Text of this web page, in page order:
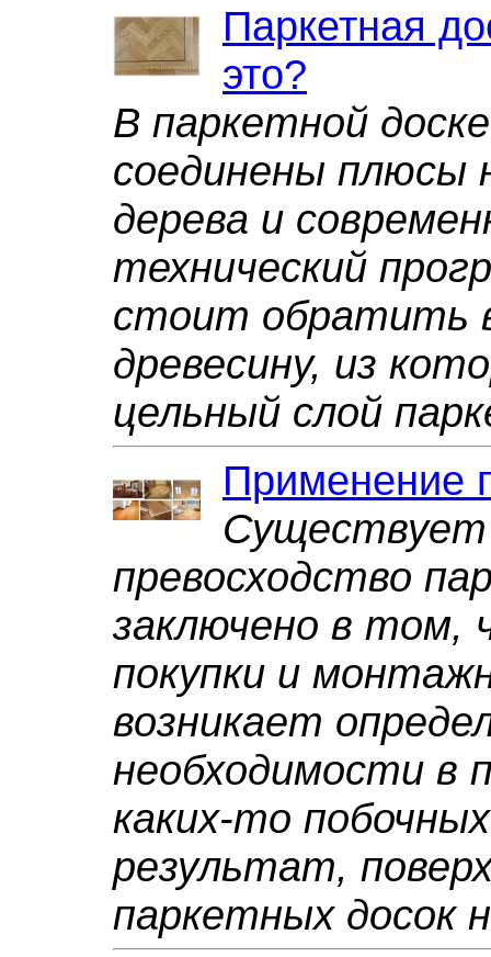
Паркетная
это?
В паркетной
соединены плюсы
дерева и
технический
стоит обратить
древесину, из
цельный слой
Применение
Существует
превосходство
заключено в том,
покупки и
возникает
необходимости в
каких-то
результат,
паркетных досок